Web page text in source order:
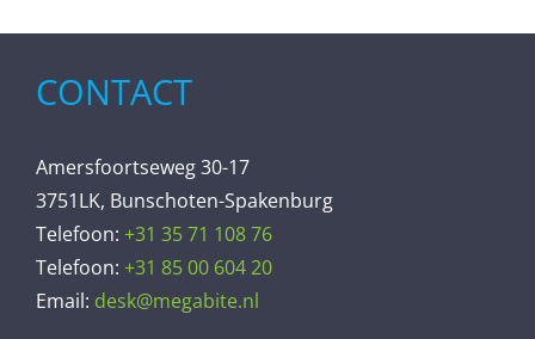
CONTACT
Amersfoortseweg 30-17
3751LK, Bunschoten-Spakenburg
Telefoon: +31 35 71 108 76
Telefoon: +31 85 00 604 20
Email: desk@megabite.nl